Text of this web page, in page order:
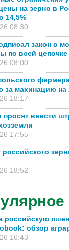
на зерно в
14,5%
08:30
закон о
по всей цепочке
08:00
за махинацию на
18:17
просят ввести
17:55
российского
18:52
российскую
обзор
16:43